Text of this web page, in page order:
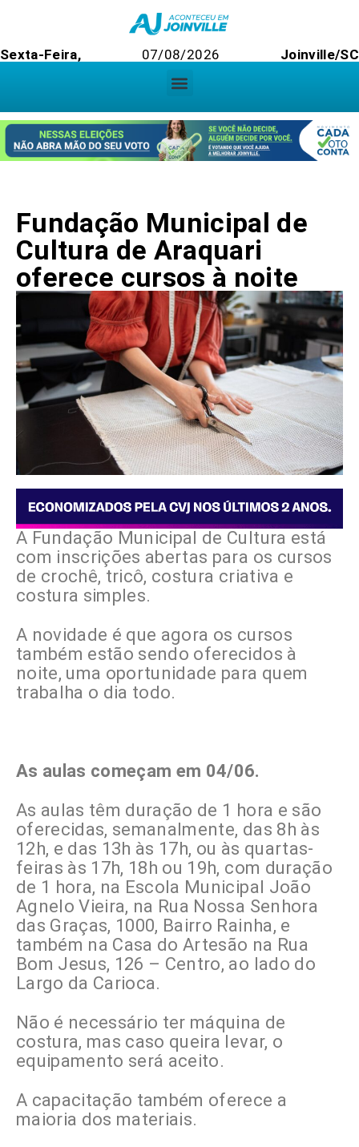
Sexta-Feira, 07/08/2026 Joinville/SC
Fundação Municipal de
Cultura de Araquari
oferece cursos à noite
A Fundação Municipal de Cultura está
com inscrições abertas para os cursos
de crochê, tricô, costura criativa e
costura simples.
A novidade é que agora os cursos
também estão sendo oferecidos à
noite, uma oportunidade para quem
trabalha o dia todo.
As aulas começam em 04/06.
As aulas têm duração de 1 hora e são
oferecidas, semanalmente, das 8h às
12h, e das 13h às 17h, ou às quartas-
feiras às 17h, 18h ou 19h, com duração
de 1 hora, na Escola Municipal João
Agnelo Vieira, na Rua Nossa Senhora
das Graças, 1000, Bairro Rainha, e
também na Casa do Artesão na Rua
Bom Jesus, 126 – Centro, ao lado do
Largo da Carioca.
Não é necessário ter máquina de
costura, mas caso queira levar, o
equipamento será aceito.
A capacitação também oferece a
maioria dos materiais.